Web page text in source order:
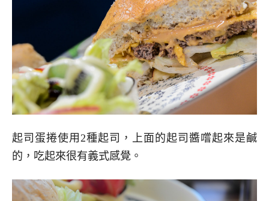
起司蛋捲使用2種起司，上面的起司醬嚐起來是鹹
的，吃起來很有義式感覺。